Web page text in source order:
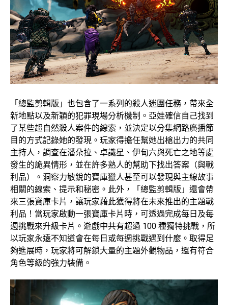
「總監剪輯版」也包含了一系列的殺人迷團任務，帶來全
新地點以及新穎的犯罪現場分析機制。亞娃確信自己找到
了某些超自然殺人案件的線索，並決定以分集網路廣播節
目的方式記錄她的發現。玩家得擔任幫她出槍出力的共同
主持人，調查在潘朵拉、卓識星、伊甸六與死亡之地等處
發生的詭異情形，並在許多熟人的幫助下找出答案（與戰
利品）。洞察力敏銳的寶庫獵人甚至可以發現與主線故事
相關的線索、提示和秘密。此外，「總監剪輯版」還會帶
來三張寶庫卡片，讓玩家藉此獲得將在未來推出的主題戰
利品！當玩家啟動一張寶庫卡片時，可透過完成每日及每
週挑戰來升級卡片。遊戲中共有超過 100 種獨特挑戰，所
以玩家永遠不知道會在每日或每週挑戰遇到什麼。取得足
夠進展時，玩家將可解鎖大量的主題外觀物品，還有符合
角色等級的強力裝備。